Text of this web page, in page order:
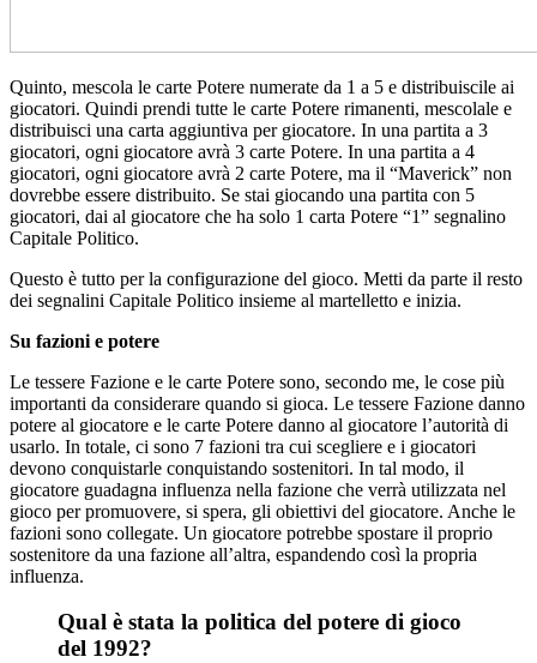
Quinto, mescola le carte Potere numerate da 1 a 5 e distribuiscile ai
giocatori. Quindi prendi tutte le carte Potere rimanenti, mescolale e
distribuisci una carta aggiuntiva per giocatore. In una partita a 3
giocatori, ogni giocatore avrà 3 carte Potere. In una partita a 4
giocatori, ogni giocatore avrà 2 carte Potere, ma il “Maverick” non
dovrebbe essere distribuito. Se stai giocando una partita con 5
giocatori, dai al giocatore che ha solo 1 carta Potere “1” segnalino
Capitale Politico.
Questo è tutto per la configurazione del gioco. Metti da parte il resto
dei segnalini Capitale Politico insieme al martelletto e inizia.
Su fazioni e potere
Le tessere Fazione e le carte Potere sono, secondo me, le cose più
importanti da considerare quando si gioca. Le tessere Fazione danno
potere al giocatore e le carte Potere danno al giocatore l’autorità di
usarlo. In totale, ci sono 7 fazioni tra cui scegliere e i giocatori
devono conquistarle conquistando sostenitori. In tal modo, il
giocatore guadagna influenza nella fazione che verrà utilizzata nel
gioco per promuovere, si spera, gli obiettivi del giocatore. Anche le
fazioni sono collegate. Un giocatore potrebbe spostare il proprio
sostenitore da una fazione all’altra, espandendo così la propria
influenza.
Qual è stata la politica del potere di gioco
del 1992?